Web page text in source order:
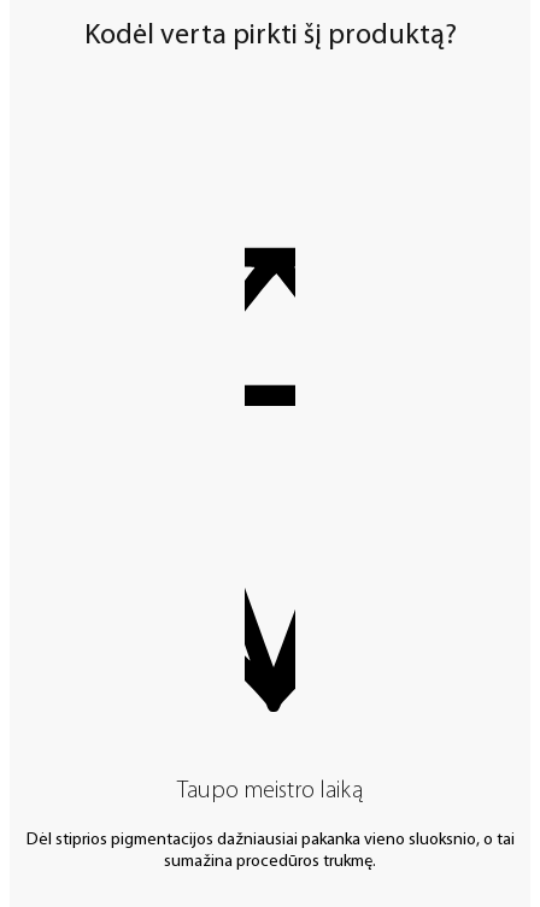
Kodėl verta pirkti šį produktą?
Taupo meistro laiką
Dėl stiprios pigmentacijos dažniausiai pakanka vieno sluoksnio, o tai
sumažina procedūros trukmę.